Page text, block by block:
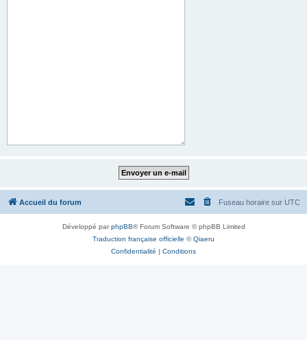
Accueil du forum Fuseau horaire sur UTC
Développé parphpBB® Forum Software © phpBB Limited
Traduction française officielle ©Qiaeru
Confidentialité | Conditions